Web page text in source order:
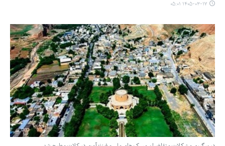
۱۴۰۵-۰۳-۱۷ ۰۵:۰۱